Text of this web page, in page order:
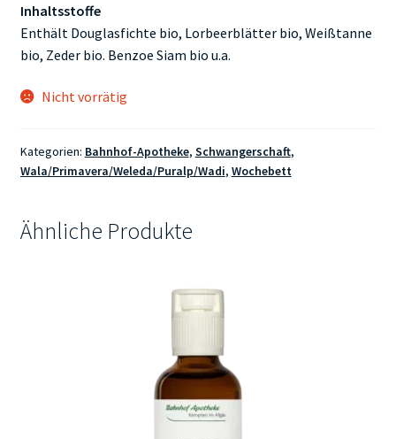
Inhaltsstoffe
Enthält Douglasfichte bio, Lorbeerblätter bio, Weißtanne
bio, Zeder bio. Benzoe Siam bio u.a.
Nicht vorrätig
Kategorien: Bahnhof-Apotheke, Schwangerschaft,
Wala/Primavera/Weleda/Puralp/Wadi, Wochebett
Ähnliche Produkte